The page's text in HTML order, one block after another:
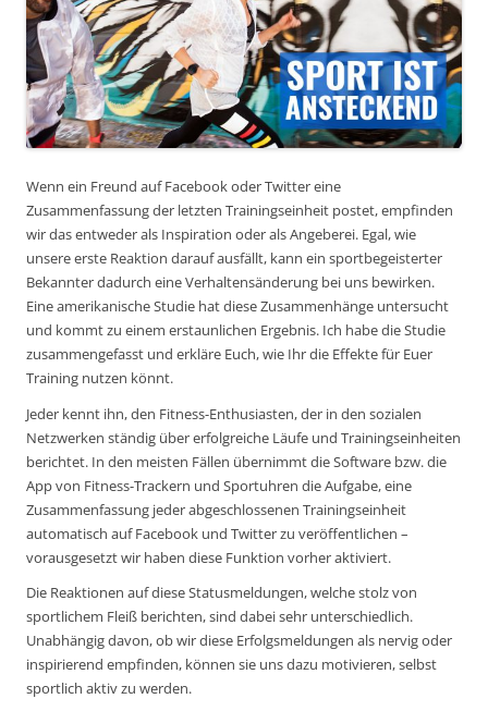
Wenn ein Freund auf Facebook oder Twitter eine
Zusammenfassung der letzten Trainingseinheit postet, empfinden
wir das entweder als Inspiration oder als Angeberei. Egal, wie
unsere erste Reaktion darauf ausfällt, kann ein sportbegeisterter
Bekannter dadurch eine Verhaltensänderung bei uns bewirken.
Eine amerikanische Studie hat diese Zusammenhänge untersucht
und kommt zu einem erstaunlichen Ergebnis. Ich habe die Studie
zusammengefasst und erkläre Euch, wie Ihr die Effekte für Euer
Training nutzen könnt.
Jeder kennt ihn, den Fitness-Enthusiasten, der in den sozialen
Netzwerken ständig über erfolgreiche Läufe und Trainingseinheiten
berichtet. In den meisten Fällen übernimmt die Software bzw. die
App von Fitness-Trackern und Sportuhren die Aufgabe, eine
Zusammenfassung jeder abgeschlossenen Trainingseinheit
automatisch auf Facebook und Twitter zu veröffentlichen –
vorausgesetzt wir haben diese Funktion vorher aktiviert.
Die Reaktionen auf diese Statusmeldungen, welche stolz von
sportlichem Fleiß berichten, sind dabei sehr unterschiedlich.
Unabhängig davon, ob wir diese Erfolgsmeldungen als nervig oder
inspirierend empfinden, können sie uns dazu motivieren, selbst
sportlich aktiv zu werden.